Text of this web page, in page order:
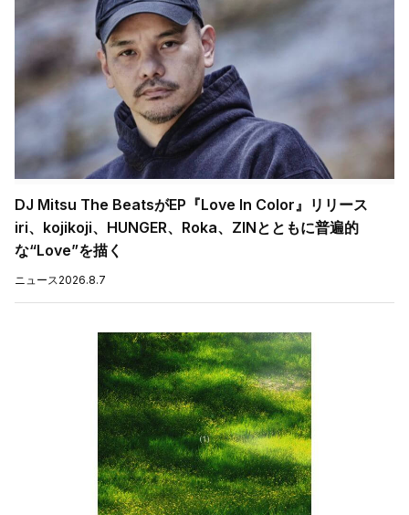
DJ Mitsu The BeatsがEP『Love In Color』リリース
iri、kojikoji、HUNGER、Roka、ZINとともに普遍的
な“Love”を描く
ニュース 2026.8.7